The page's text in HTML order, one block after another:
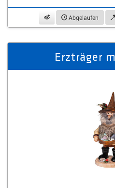
beobachtenAbgelaufen
Erzträger